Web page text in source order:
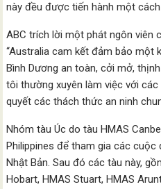
này đều được tiến hành một
ABC trích lời một phát ngôn viên
“Australia cam kết đảm bảo một
Bình Dương an toàn, cởi mở,
tôi thường xuyên làm việc với
quyết các thách thức an ninh
Nhóm tàu Úc do tàu HMAS
Philippines để tham gia các cuộc
Nhật Bản. Sau đó các tàu này,
Hobart, HMAS Stuart, HMAS